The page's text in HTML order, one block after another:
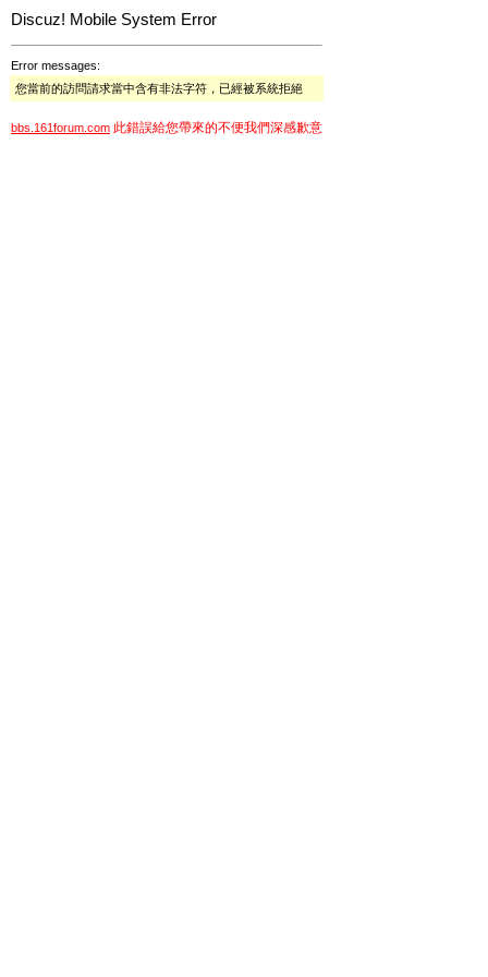
Discuz! Mobile System Error
Error messages:
您當前的訪問請求當中含有非法字符，已經被系統拒絕
bbs.161forum.com 此錯誤給您帶來的不便我們深感歉意